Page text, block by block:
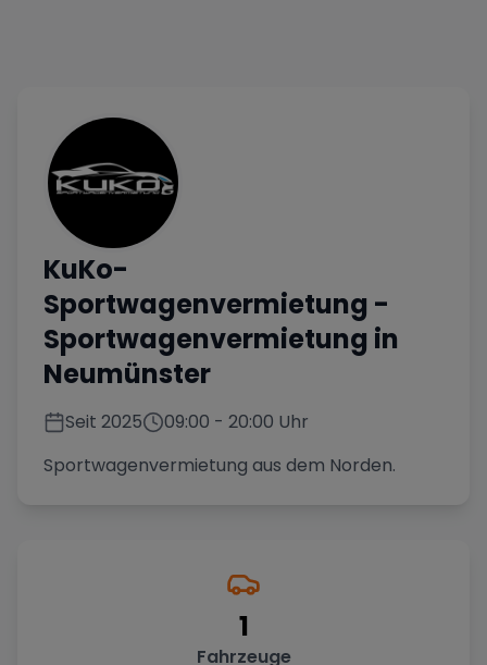
KuKo-
Sportwagenvermietung -
Sportwagenvermietung in
Neumünster
Seit 2025 09:00 - 20:00 Uhr
Sportwagenvermietung aus dem Norden.
1
Fahrzeuge